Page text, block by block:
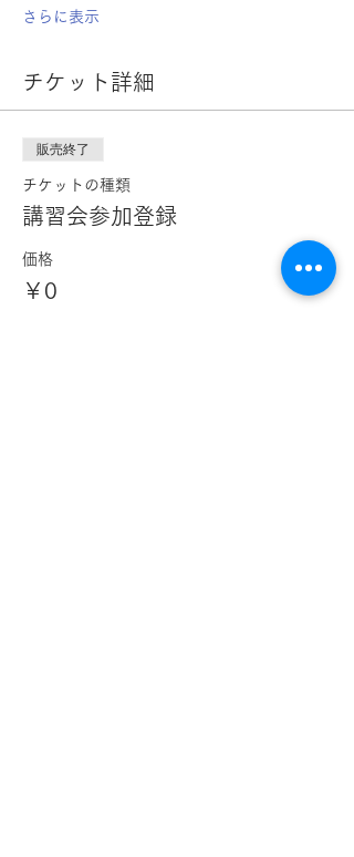
さらに表示
チケット詳細
販売終了
チケットの種類
講習会参加登録
価格
￥0